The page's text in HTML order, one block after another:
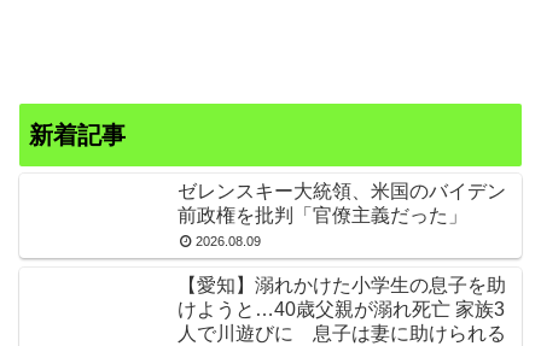
新着記事
ゼレンスキー大統領、米国のバイデン
前政権を批判「官僚主義だった」
2026.08.09
【愛知】溺れかけた小学生の息子を助
けようと…40歳父親が溺れ死亡 家族3
人で川遊びに 息子は妻に助けられる